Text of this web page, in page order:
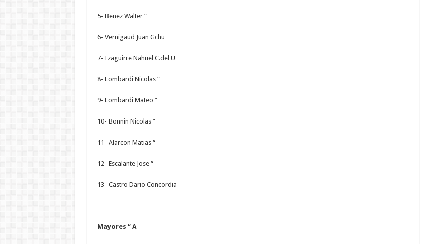
5- Beñez Walter “
6- Vernigaud Juan Gchu
7- Izaguirre Nahuel C.del U
8- Lombardi Nicolas “
9- Lombardi Mateo “
10- Bonnin Nicolas “
11- Alarcon Matias “
12- Escalante Jose “
13- Castro Dario Concordia
Mayores “ A